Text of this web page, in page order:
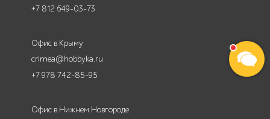
+7 812 649-03-73
Офис в Крыму
crimea@hobbyka.ru
+7 978 742-85-95
Офис в Нижнем Новгороде